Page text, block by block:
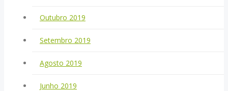
Outubro 2019
Setembro 2019
Agosto 2019
Junho 2019